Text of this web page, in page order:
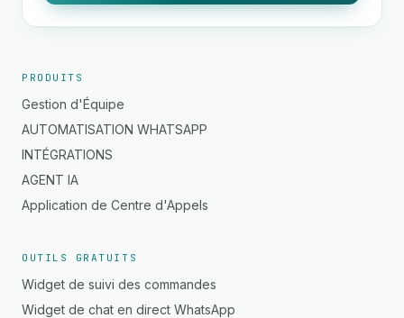
PRODUITS
Gestion d'Équipe
AUTOMATISATION WHATSAPP
INTÉGRATIONS
AGENT IA
Application de Centre d'Appels
OUTILS GRATUITS
Widget de suivi des commandes
Widget de chat en direct WhatsApp